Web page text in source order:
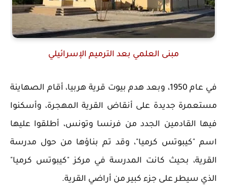
مبنى العلمي بعد الترميم الإسرائيلي
في عام 1950، وبعد هدم بيوت قرية هربيا، أقام الصهاينة
مستعمرة جديدة على أنقاض القرية المهجرة، وأسكنوا
فيها القادمين الجدد من فرنسا وتونس، أطلقوا عليها
اسم "كيبوتس كرميا"، وقد تم بناؤها من حول مدرسة
القرية، بحيث كانت المدرسة في مركز "كيبوتس كرميا"
الذي سيطر على جزء كبير من أراضي القرية.